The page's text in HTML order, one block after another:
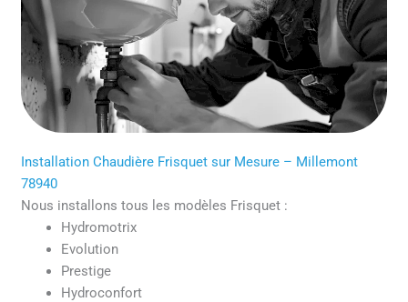
Installation Chaudière Frisquet sur Mesure – Millemont
78940
Nous installons tous les modèles Frisquet :
Hydromotrix
Evolution
Prestige
Hydroconfort